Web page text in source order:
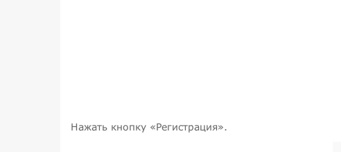
Нажать кнопку «Регистрация».